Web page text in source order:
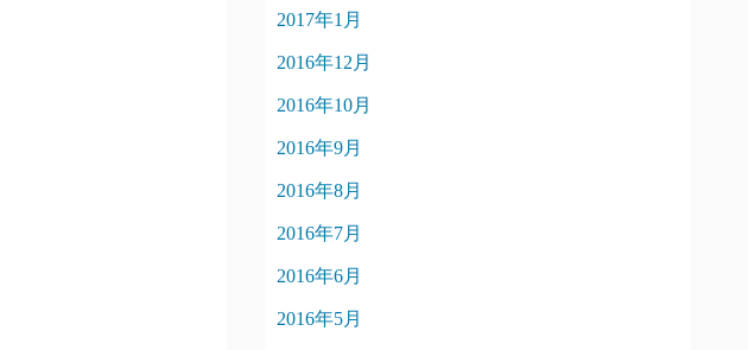
2017年1月
2016年12月
2016年10月
2016年9月
2016年8月
2016年7月
2016年6月
2016年5月